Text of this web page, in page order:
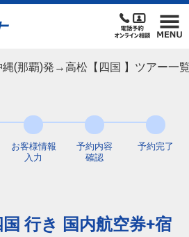
縄(那覇)発→高松【四国 】ツアー一
お客様情報
入力
予約内容
確認
予約完了
行き 国内航空券+宿